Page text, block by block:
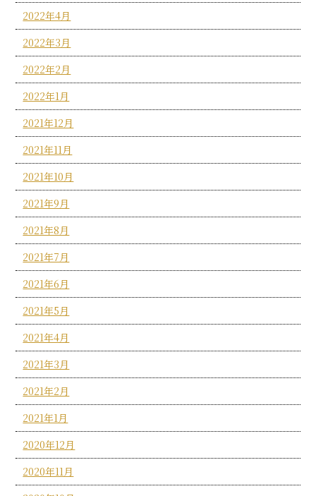
2022年4月
2022年3月
2022年2月
2022年1月
2021年12月
2021年11月
2021年10月
2021年9月
2021年8月
2021年7月
2021年6月
2021年5月
2021年4月
2021年3月
2021年2月
2021年1月
2020年12月
2020年11月